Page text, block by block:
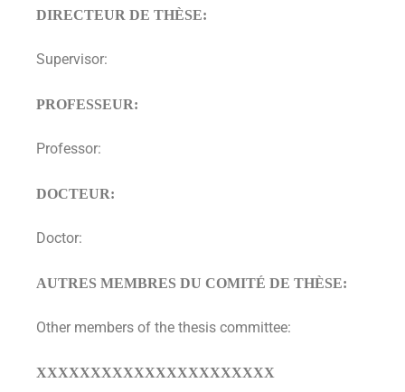
DIRECTEUR DE THÈSE:
Supervisor:
PROFESSEUR:
Professor:
DOCTEUR:
Doctor:
AUTRES MEMBRES DU COMITÉ DE THÈSE:
Other members of the thesis committee:
XXXXXXXXXXXXXXXXXXXXXX